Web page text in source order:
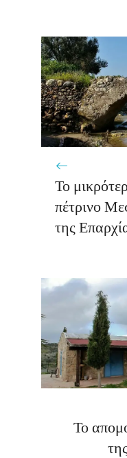
Το
πέτρινο
της
Το